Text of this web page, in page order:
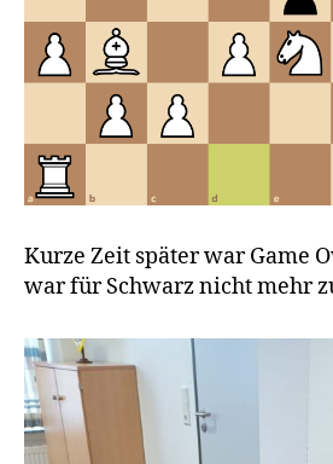
Kurze Zeit später war Game
war für Schwarz nicht mehr